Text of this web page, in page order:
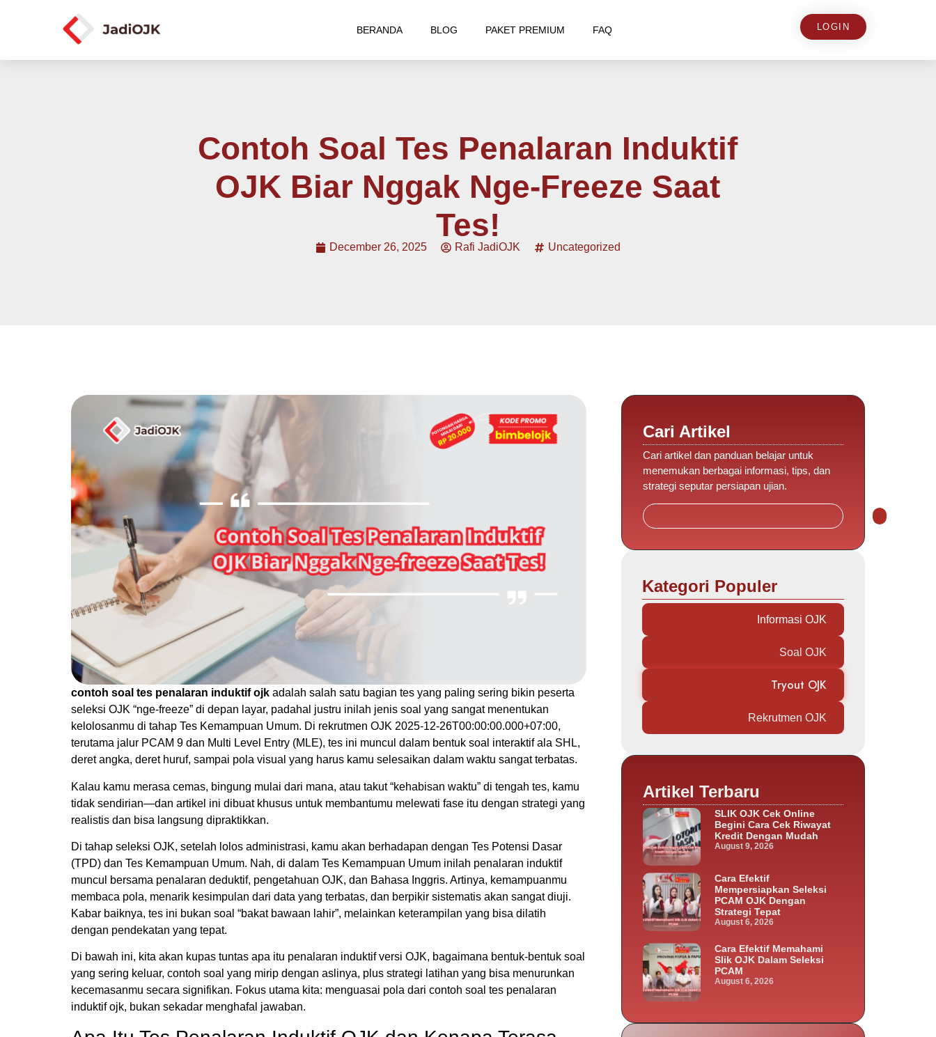
BERANDA BLOG PAKET PREMIUM FAQ LOGIN
Contoh Soal Tes Penalaran Induktif
OJK Biar Nggak Nge-Freeze Saat
Tes!
December 26, 2025 Rafi JadiOJK Uncategorized
contoh soal tes penalaran induktif ojk adalah salah satu bagian tes yang paling sering bikin peserta
seleksi OJK “nge-freeze” di depan layar, padahal justru inilah jenis soal yang sangat menentukan
kelolosanmu di tahap Tes Kemampuan Umum. Di rekrutmen OJK 2025-12-26T00:00:00.000+07:00,
terutama jalur PCAM 9 dan Multi Level Entry (MLE), tes ini muncul dalam bentuk soal interaktif ala SHL,
deret angka, deret huruf, sampai pola visual yang harus kamu selesaikan dalam waktu sangat terbatas.
Kalau kamu merasa cemas, bingung mulai dari mana, atau takut “kehabisan waktu” di tengah tes, kamu
tidak sendirian—dan artikel ini dibuat khusus untuk membantumu melewati fase itu dengan strategi yang
realistis dan bisa langsung dipraktikkan.
Di tahap seleksi OJK, setelah lolos administrasi, kamu akan berhadapan dengan Tes Potensi Dasar
(TPD) dan Tes Kemampuan Umum. Nah, di dalam Tes Kemampuan Umum inilah penalaran induktif
muncul bersama penalaran deduktif, pengetahuan OJK, dan Bahasa Inggris. Artinya, kemampuanmu
membaca pola, menarik kesimpulan dari data yang terbatas, dan berpikir sistematis akan sangat diuji.
Kabar baiknya, tes ini bukan soal “bakat bawaan lahir”, melainkan keterampilan yang bisa dilatih
dengan pendekatan yang tepat.
Di bawah ini, kita akan kupas tuntas apa itu penalaran induktif versi OJK, bagaimana bentuk-bentuk soal
yang sering keluar, contoh soal yang mirip dengan aslinya, plus strategi latihan yang bisa menurunkan
kecemasanmu secara signifikan. Fokus utama kita: menguasai pola dari contoh soal tes penalaran
induktif ojk, bukan sekadar menghafal jawaban.
Cari Artikel
Cari artikel dan panduan belajar untuk
menemukan berbagai informasi, tips, dan
strategi seputar persiapan ujian.
Kategori Populer
Informasi OJK
Soal OJK
Tryout OJK
Rekrutmen OJK
Artikel Terbaru
SLIK OJK Cek Online
Begini Cara Cek Riwayat
Kredit Dengan Mudah
August 9, 2026
Cara Efektif
Mempersiapkan Seleksi
PCAM OJK Dengan
Strategi Tepat
August 6, 2026
Cara Efektif Memahami
Slik OJK Dalam Seleksi
PCAM
August 6, 2026